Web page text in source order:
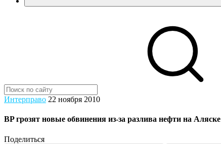
Интерправо 22 ноября 2010
BP грозят новые обвинения из-за разлива нефти на Аляске
Поделиться